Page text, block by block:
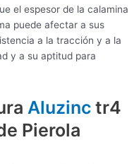
el espesor de la calamina
puede afectar a sus
a la tracción y a la
y a su aptitud para
Aluzinc tr4
Pierola